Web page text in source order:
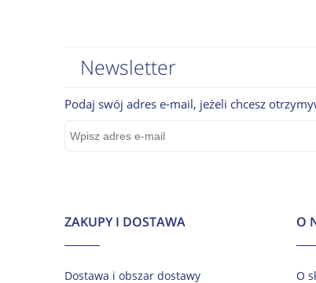
Newsletter
Podaj swój adres e-mail, jeżeli chcesz
ZAKUPY I DOSTAWA
Dostawa i obszar dostawy
O
O